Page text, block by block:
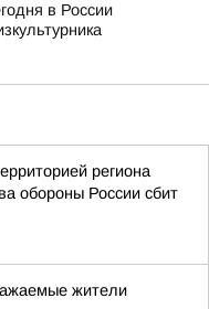
в России
региона
обороны России сбит
жители